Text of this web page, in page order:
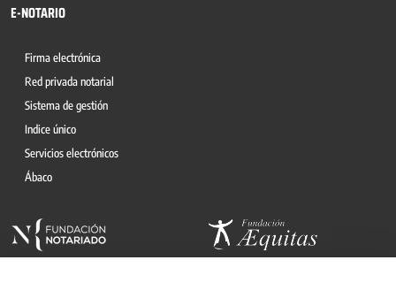
E-NOTARIO
Firma electrónica
Red privada notarial
Sistema de gestión
Indice único
Servicios electrónicos
Ábaco